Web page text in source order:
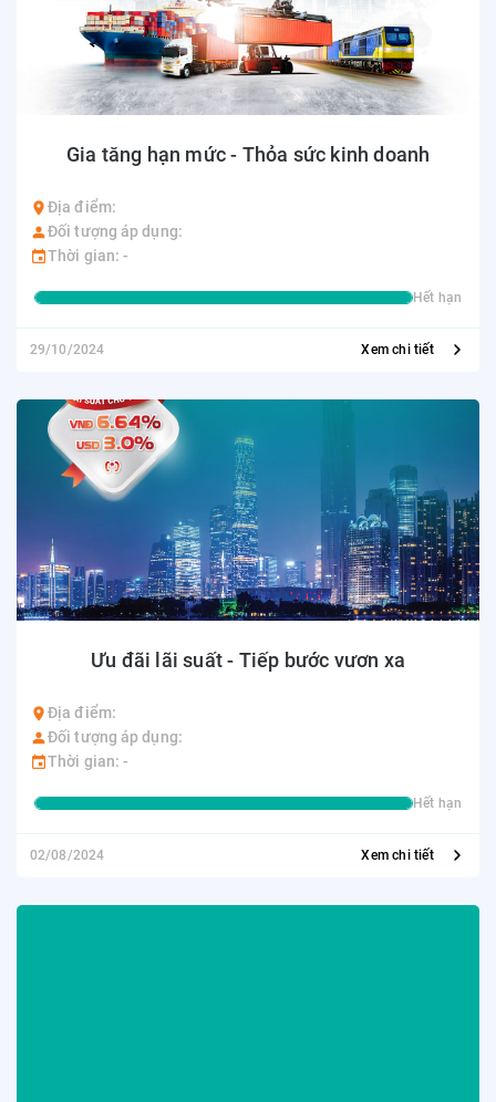
Gia tăng hạn mức - Thỏa sức kinh doanh
Địa điểm:
Đối tượng áp dụng:
Thời gian: -
Hết hạn
29/10/2024 Xem chi tiết
Ưu đãi lãi suất - Tiếp bước vươn xa
Địa điểm:
Đối tượng áp dụng:
Thời gian: -
Hết hạn
02/08/2024 Xem chi tiết